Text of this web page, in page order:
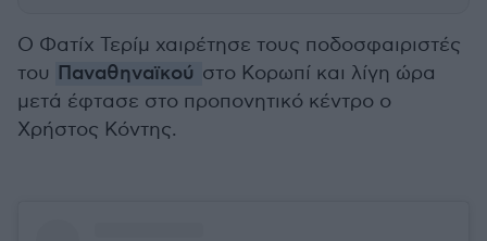
Ο Φατίχ Τερίμ χαιρέτησε τους ποδοσφαιριστές
του Παναθηναϊκού στο Κορωπί και λίγη ώρα
μετά έφτασε στο προπονητικό κέντρο ο
Χρήστος Κόντης.